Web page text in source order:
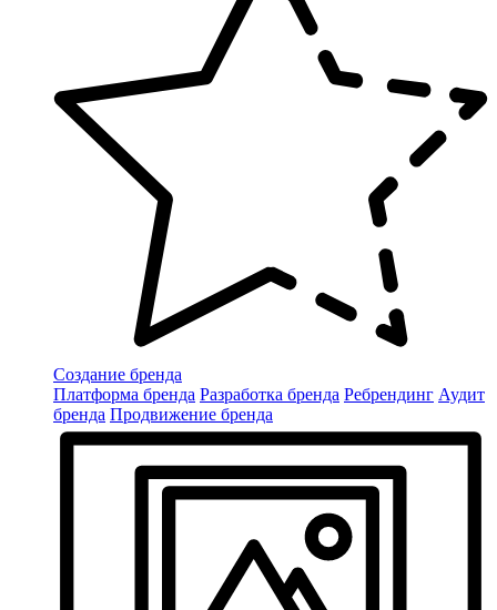
Создание бренда
Платформа бренда Разработка бренда Ребрендинг Аудит
бренда Продвижение бренда